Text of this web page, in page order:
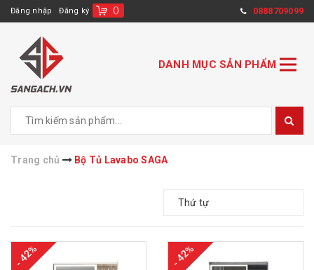
Đăng nhập Đăng ký () 0888709099
DANH MỤC SẢN PHẨM
Trang chủ Bộ Tủ Lavabo SAGA
Thứ tự
- 42% - 42%